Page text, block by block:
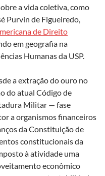
a vida coletiva, como
Purvin de Figueiredo,
de Direito
em geografia na
Humanas da USP.
a extração do ouro no
do atual Código de
Militar — fase
a organismos financeiros
da Constituição de
constitucionais da
à atividade uma
econômico